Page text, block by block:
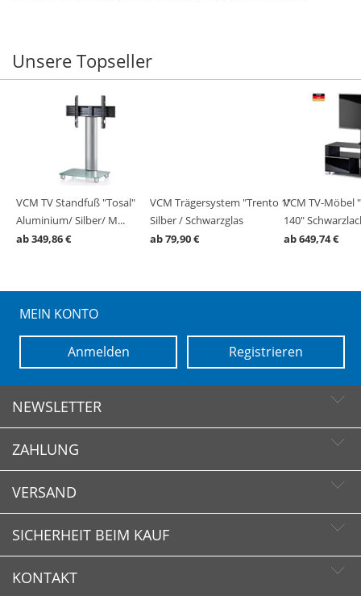
Unsere Topseller
VCM TV Standfuß "Tosal"
Aluminium/ Silber/ M...
ab 349,86 €
VCM Trägersystem "Trento 1"
Silber / Schwarzglas
ab 79,90 €
VCM TV-Möbel
140"
ab 649,74 €
MEIN KONTO
Registrieren
Anmelden
NEWSLETTER
Newsletter abonnieren
Newsletter abbestellen
ZAHLUNG
VERSAND
SICHERHEIT BEIM KAUF
KONTAKT